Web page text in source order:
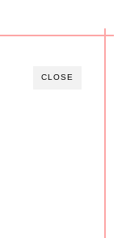
CLOSE